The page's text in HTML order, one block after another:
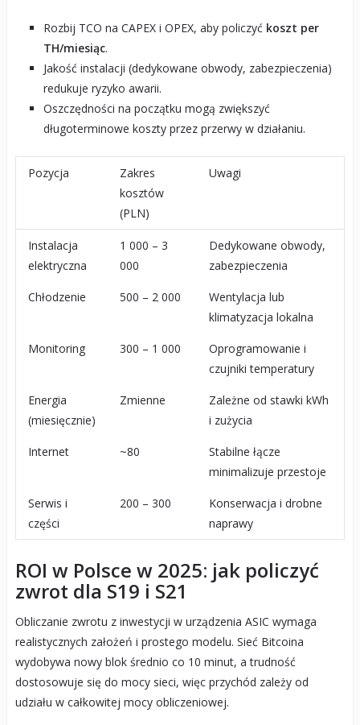
Rozbij TCO na CAPEX i OPEX, aby policzyć koszt per
TH/miesiąc.
Jakość instalacji (dedykowane obwody, zabezpieczenia)
redukuje ryzyko awarii.
Oszczędności na początku mogą zwiększyć
długoterminowe koszty przez przerwy w działaniu.
Pozycja
Zakres
kosztów
(PLN)
Uwagi
Instalacja
elektryczna
1 000 – 3
000
Dedykowane obwody,
zabezpieczenia
Chłodzenie 500 – 2 000
Wentylacja lub
klimatyzacja lokalna
Monitoring 300 – 1 000
Oprogramowanie i
czujniki temperatury
Energia
(miesięcznie)
Zmienne
Zależne od stawki kWh
i zużycia
Internet ~80
Stabilne łącze
minimalizuje przestoje
Serwis i
części
200 – 300
Konserwacja i drobne
naprawy
ROI w Polsce w 2025: jak policzyć
zwrot dla S19 i S21
Obliczanie zwrotu z inwestycji w urządzenia ASIC wymaga
realistycznych założeń i prostego modelu. Sieć Bitcoina
wydobywa nowy blok średnio co 10 minut, a trudność
dostosowuje się do mocy sieci, więc przychód zależy od
udziału w całkowitej mocy obliczeniowej.